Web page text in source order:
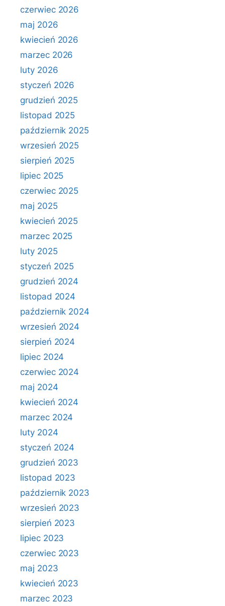
czerwiec 2026
maj 2026
kwiecień 2026
marzec 2026
luty 2026
styczeń 2026
grudzień 2025
listopad 2025
październik 2025
wrzesień 2025
sierpień 2025
lipiec 2025
czerwiec 2025
maj 2025
kwiecień 2025
marzec 2025
luty 2025
styczeń 2025
grudzień 2024
listopad 2024
październik 2024
wrzesień 2024
sierpień 2024
lipiec 2024
czerwiec 2024
maj 2024
kwiecień 2024
marzec 2024
luty 2024
styczeń 2024
grudzień 2023
listopad 2023
październik 2023
wrzesień 2023
sierpień 2023
lipiec 2023
czerwiec 2023
maj 2023
kwiecień 2023
marzec 2023